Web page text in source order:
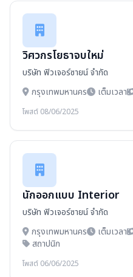
วิศวกรโยธาจบใหม่
บริษัท ฟิวเจอร์ซายน์ จำกัด
กรุงเทพมหานคร
เต็มเวลา
โพสต์ 08/06/2025
นักออกแบบ Interior
บริษัท ฟิวเจอร์ซายน์ จำกัด
กรุงเทพมหานคร
เต็มเวลา
สถาปนิก
โพสต์ 06/06/2025